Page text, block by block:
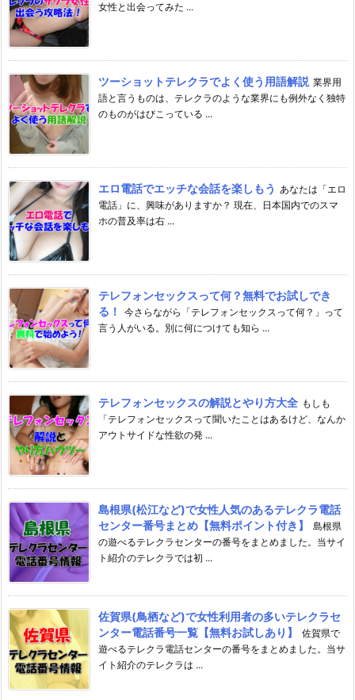
女性と出会ってみた ...
ツーショットテレクラでよく使う用語解説 業界用
語と言うものは、テレクラのような業界にも例外なく独特
のものがはびこっている ...
エロ電話でエッチな会話を楽しもう あなたは「エロ
電話」に、興味がありますか？ 現在、日本国内でのスマ
ホの普及率は右 ...
テレフォンセックスって何？無料でお試しでき
る！
今さらながら「テレフォンセックスって何？」って
言う人がいる。別に何につけても知ら ...
テレフォンセックスの解説とやり方大全 もしも
「テレフォンセックスって聞いたことはあるけど、なんか
アウトサイドな性欲の発 ...
島根県(松江など)で女性人気のあるテレクラ電話
センター番号まとめ【無料ポイント付き】
島根県
の遊べるテレクラセンターの番号をまとめました。当サイ
ト紹介のテレクラでは初 ...
佐賀県(鳥栖など)で女性利用者の多いテレクラセ
ンター電話番号一覧【無料お試しあり】
佐賀県で
遊べるテレクラ電話センターの番号をまとめました。当サ
イト紹介のテレクラは ...